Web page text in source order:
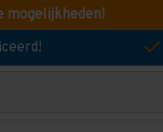
mogelijkheden!